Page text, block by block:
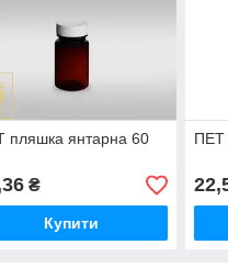
пляшка янтарна 60
₴
Купити
ПЕТ